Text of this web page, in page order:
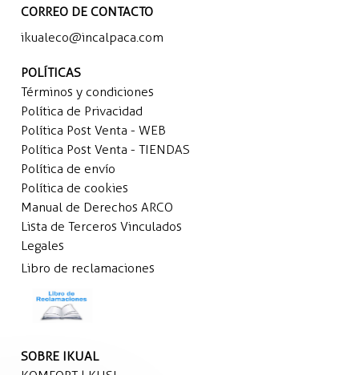
CORREO DE CONTACTO
ikualeco@incalpaca.com
POLÍTICAS
Términos y condiciones
Política de Privacidad
Política Post Venta - WEB
Política Post Venta - TIENDAS
Política de envío
Política de cookies
Manual de Derechos ARCO
Lista de Terceros Vinculados
Legales
Libro de reclamaciones
SOBRE IKUAL